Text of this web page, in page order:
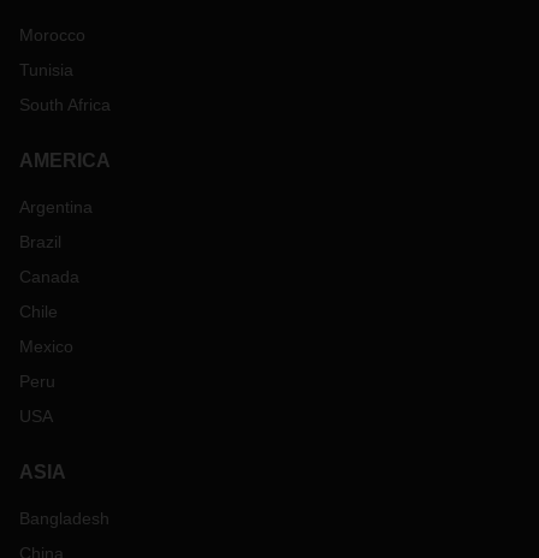
Morocco
Tunisia
South Africa
AMERICA
Argentina
Brazil
Canada
Chile
Mexico
Peru
USA
ASIA
Bangladesh
China